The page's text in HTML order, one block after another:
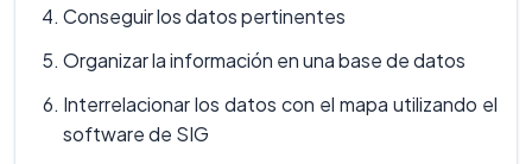
Conseguir los datos pertinentes
Organizar la información en una base de datos
Interrelacionar los datos con el mapa utilizando el
software de SIG